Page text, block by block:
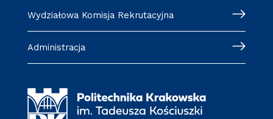
Wydziałowa Komisja Rekrutacyjna
Administracja